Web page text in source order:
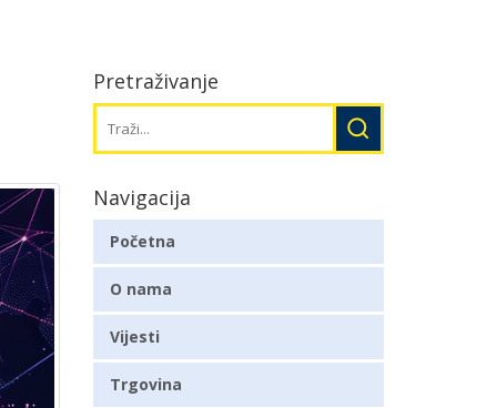
Pretraživanje
Navigacija
Početna
O nama
Vijesti
Trgovina